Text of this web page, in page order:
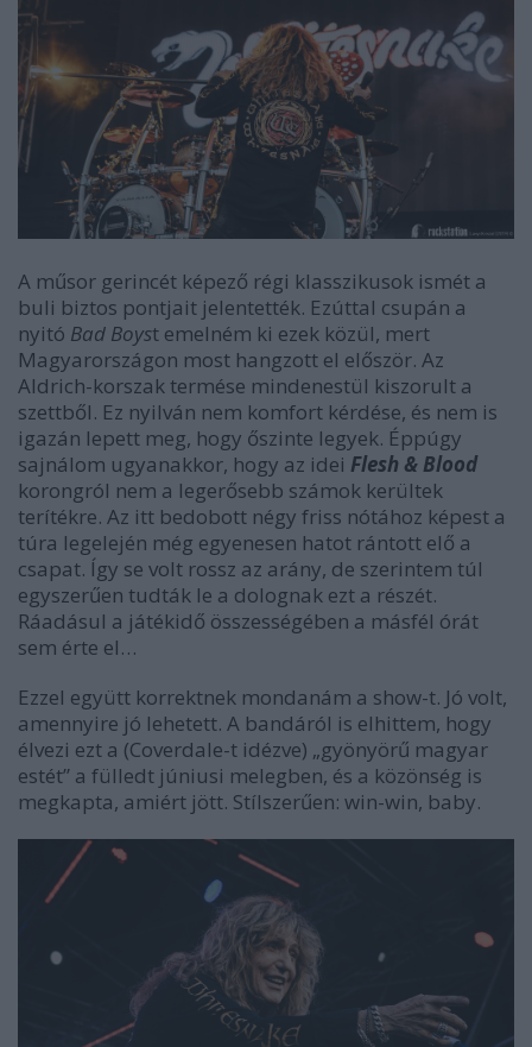
A műsor gerincét képező régi klasszikusok ismét a
buli biztos pontjait jelentették. Ezúttal csupán a
nyitó Bad Boyst emelném ki ezek közül, mert
Magyarországon most hangzott el először. Az
Aldrich-korszak termése mindenestül kiszorult a
szettből. Ez nyilván nem komfort kérdése, és nem is
igazán lepett meg, hogy őszinte legyek. Éppúgy
sajnálom ugyanakkor, hogy az idei Flesh & Blood
korongról nem a legerősebb számok kerültek
terítékre. Az itt bedobott négy friss nótához képest a
túra legelején még egyenesen hatot rántott elő a
csapat. Így se volt rossz az arány, de szerintem túl
egyszerűen tudták le a dolognak ezt a részét.
Ráadásul a játékidő összességében a másfél órát
sem érte el…
Ezzel együtt korrektnek mondanám a show-t. Jó volt,
amennyire jó lehetett. A bandáról is elhittem, hogy
élvezi ezt a (Coverdale-t idézve) „gyönyörű magyar
estét” a fülledt júniusi melegben, és a közönség is
megkapta, amiért jött. Stílszerűen: win-win, baby.